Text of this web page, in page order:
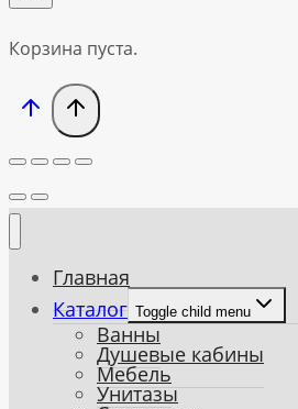
Корзина пуста.
Главная
Каталог Toggle child menu
Ванны
Душевые кабины
Мебель
Унитазы